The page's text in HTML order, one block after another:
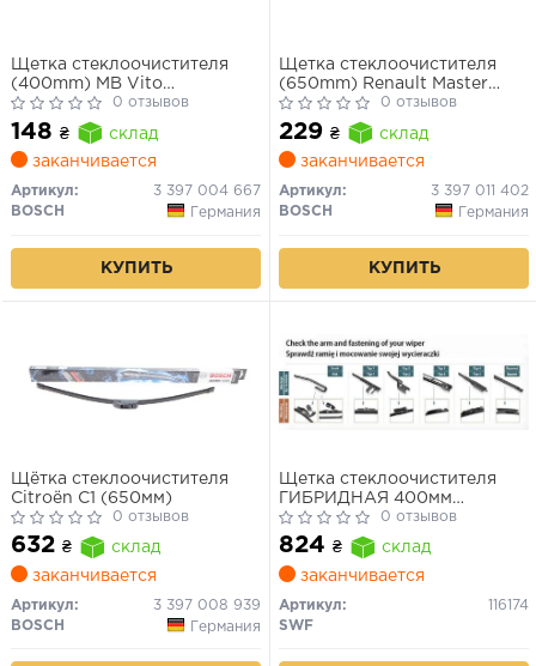
Щетка стеклоочистителя
(400mm) MB Vito
(W639)/Opel combo/VW
Golf II/III 70- (Eco)
0 отзывов
148 ₴
склад
заканчивается
Артикул:
3 397 004 667
BOSCH
Германия
КУПИТЬ
Щетка стеклоочистителя
(650mm) Renault Master
III/Peugeot Expert/Ford
Transit 96- Eco
0 отзывов
229 ₴
склад
заканчивается
Артикул:
3 397 011 402
BOSCH
Германия
КУПИТЬ
Щётка стеклоочистителя
Citroën C1 (650мм)
0 отзывов
632 ₴
склад
заканчивается
Артикул:
3 397 008 939
BOSCH
Германия
Щетка стеклоочистителя
ГИБРИДНАЯ 400мм
HBLADE
0 отзывов
824 ₴
склад
заканчивается
Артикул:
116174
SWF